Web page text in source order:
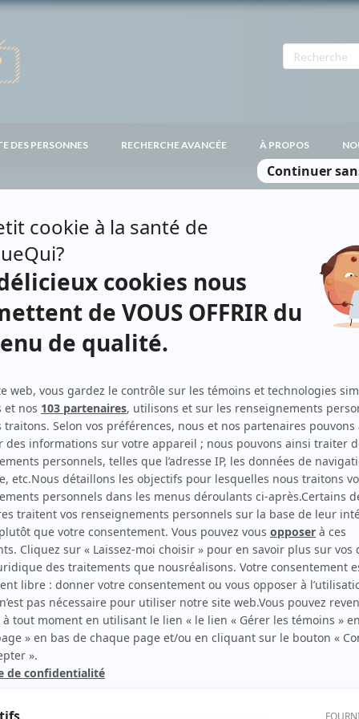
DES PERSONNES RECHERCHE AVANCÉE À PROPOS
Personnages
Vice versa (Student Bodies)( Dino )
Virginie(Domenico)
carbure à son petit écran. Celui qu’on surnomme parfois «l’encyclopédie
à 2001. Sa spécialité: la télé québécoise. On peut l’entendre régulièrement